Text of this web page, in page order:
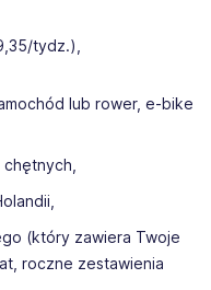
tydz.),
lub rower, e-bike
(który zawiera Twoje
roczne zestawienia